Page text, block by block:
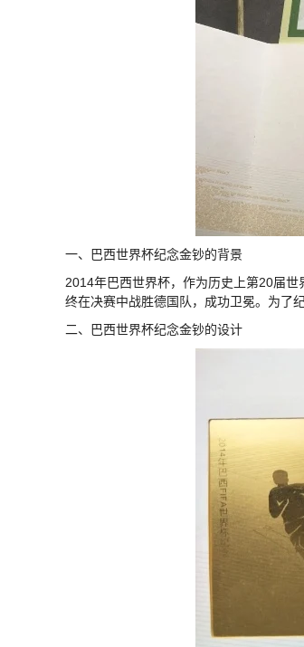
一、巴西世界杯纪念金钞的背景
2014年巴西世界杯，作为历史上第20届
终在决赛中战胜德国队，成功卫冕。为了
二、巴西世界杯纪念金钞的设计